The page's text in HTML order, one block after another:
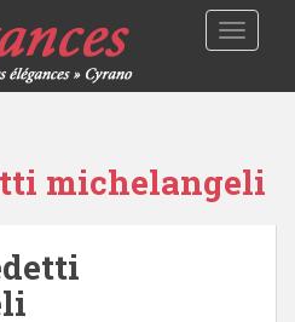
michelangeli